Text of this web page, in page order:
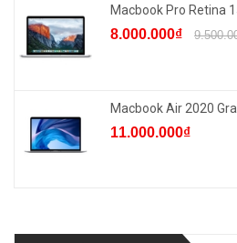
Macbook Pro Retina
8.000.000₫
Macbook Air 2020
11.000.000₫